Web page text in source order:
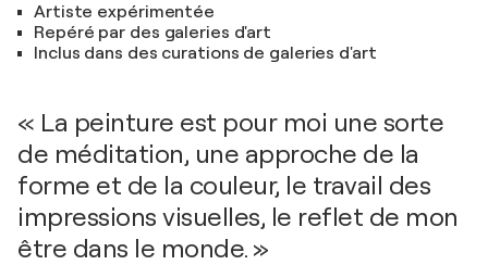
Artiste expérimentée
Repéré par des galeries d'art
Inclus dans des curations de galeries d'art
« La peinture est pour moi une sorte
de méditation, une approche de la
forme et de la couleur, le travail des
impressions visuelles, le reflet de mon
être dans le monde. »